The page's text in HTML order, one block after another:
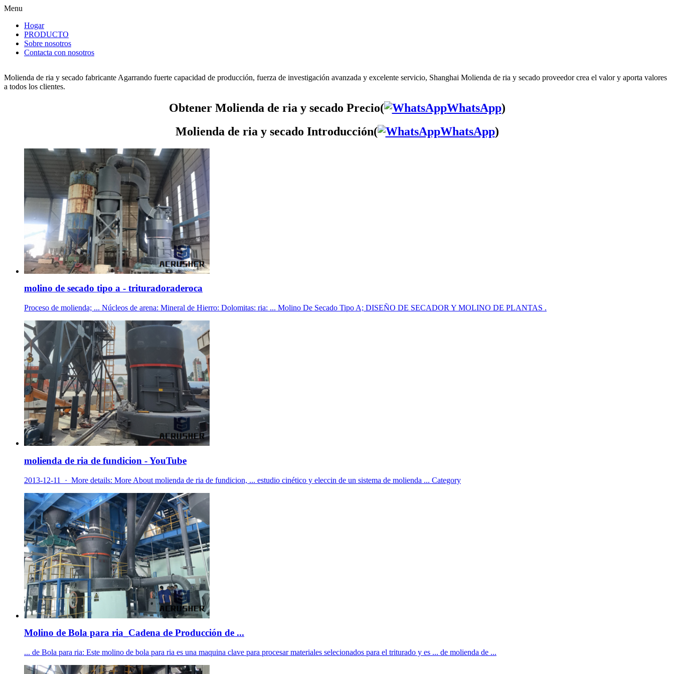
Menu
Hogar
PRODUCTO
Sobre nosotros
Contacta con nosotros
Molienda de ria y secado fabricante Agarrando fuerte capacidad de producción, fuerza de investigación avanzada y excelente servicio, Shanghai Molienda de ria y secado proveedor crea el valor y aporta valores
a todos los clientes.
Obtener Molienda de ria y secado Precio( WhatsApp)
Molienda de ria y secado Introducción(
WhatsApp)
molino de secado tipo a - trituradoraderoca
Proceso de molienda; ... Núcleos de arena: Mineral de Hierro: Dolomitas: ria: ... Molino De Secado Tipo A; DISEÑO DE SECADOR Y MOLINO DE PLANTAS .
molienda de ria de fundicion - YouTube
2013-12-11 · More details: More About molienda de ria de fundicion, ... estudio cinético y eleccin de un sistema de molienda ... Category
Molino de Bola para ria_Cadena de Producción de ...
... de Bola para ria: Este molino de bola para ria es una maquina clave para procesar materiales selecionados para el triturado y es ... de molienda de ...